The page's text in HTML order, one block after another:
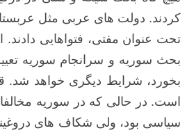
کردند. دولت های عربی مثل
تحت عنوان مفتی، فتواهایی
بحث سوریه و سرانجام سوریه
بخورد، شرایط دیگری خواهد شد.
است. در حالی که در سوریه
سیاسی بود، ولی شکاف های